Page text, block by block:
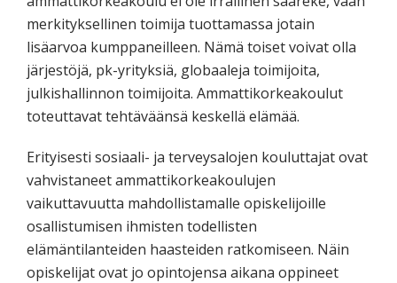
merkityksellinen toimija tuottamassa jotain
lisäarvoa kumppaneilleen. Nämä toiset voivat olla
järjestöjä, pk-yrityksiä, globaaleja toimijoita,
julkishallinnon toimijoita. Ammattikorkeakoulut
toteuttavat tehtäväänsä keskellä elämää.
Erityisesti sosiaali- ja terveysalojen kouluttajat ovat
vahvistaneet ammattikorkeakoulujen
vaikuttavuutta mahdollistamalle opiskelijoille
osallistumisen ihmisten todellisten
elämäntilanteiden haasteiden ratkomiseen. Näin
opiskelijat ovat jo opintojensa aikana oppineet